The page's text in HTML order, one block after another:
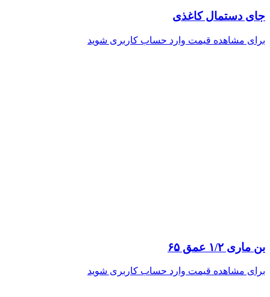
جای دستمال کاغذی
برای مشاهده قیمت وارد حساب کاربری شوید
بن ماری ۱/۲ عمق ۶۵
برای مشاهده قیمت وارد حساب کاربری شوید